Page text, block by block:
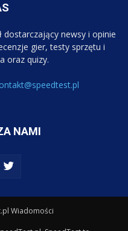
dostarczający newsy i opinie
gier, testy sprzętu i
oraz quizy.
NAMI
Wiadomości